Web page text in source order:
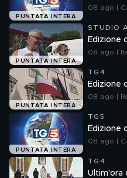
PUNTATA INTERA
08 ago |
PUNTATA INTERA
STUDIO
Edizione
08 ago |
PUNTATA INTERA
TG4
Edizione
08 ago |
PUNTATA INTERA
TG5
Edizione
08 ago |
TG4
Ultim'ora